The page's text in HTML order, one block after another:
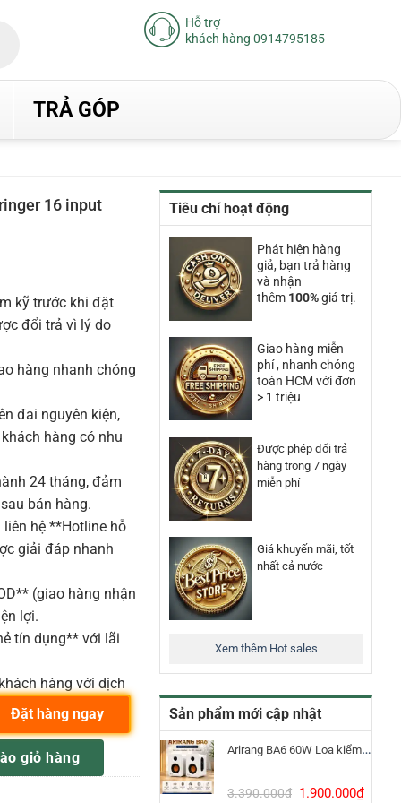
Hỗ trợ
khách hàng 0914795185
TRẢ GÓP
Tiêu chí hoạt động
Phát hiện hàng
giả, bạn trả hàng
và nhận
thêm 100%giá trị.
Giao hàng miễn
phí , nhanh chóng
toàn HCM với đơn
> 1 triệu
Được phép đổi trả
hàng trong 7 ngày
miễn phí
Giá khuyến mãi, tốt
nhất cả nước
Xem thêm Hot sales
Sản phẩm mới cập nhật
Arirang BA6 60W Loa kiểm âm Bluetooth 5.3
3.390.000₫ Giá
1.900.000₫Giá
16 input
kỹ trước khi đặt
đổi trả vì lý do
hàng nhanh chóng
đai nguyên kiện,
hàng có nhu
24 tháng, đảm
bán hàng.
hệ **Hotline hỗ
giải đáp nhanh
(giao hàng nhận
lợi.
tín dụng** với lãi
hàng với dịch
input số lượng
giỏ hàng
Đặt hàng ngay